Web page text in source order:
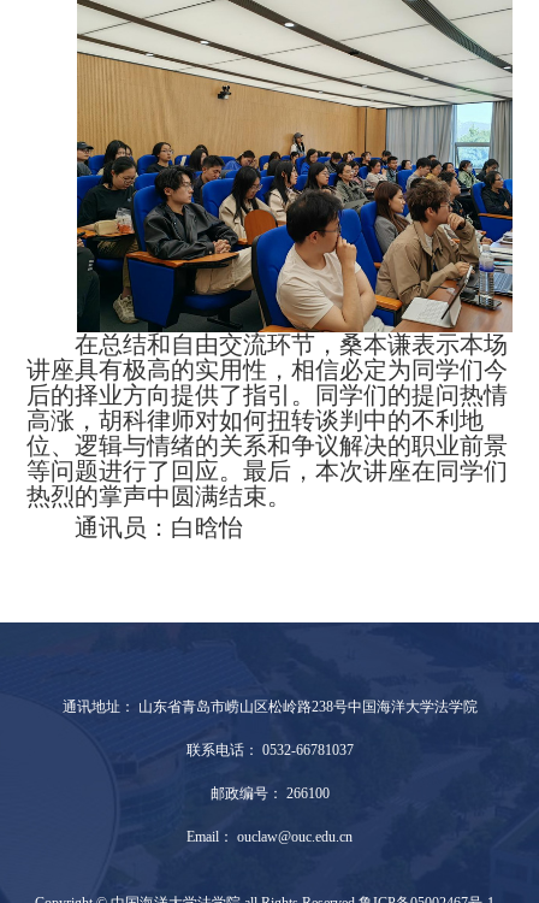
在总结和自由交流环节，桑本谦表示本场
讲座具有极高的实用性，相信必定为同学们今
后的择业方向提供了指引。同学们的提问热情
高涨，胡科律师对如何扭转谈判中的不利地
位、逻辑与情绪的关系和争议解决的职业前景
等问题进行了回应。最后，本次讲座在同学们
热烈的掌声中圆满结束。
通讯员：白晗怡
通讯地址： 山东省青岛市崂山区松岭路238号中国海洋大学法学院
联系电话： 0532-66781037
邮政编号： 266100
Email： ouclaw@ouc.edu.cn